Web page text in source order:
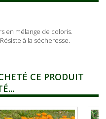
en mélange de coloris.
à la sécheresse.
CE PRODUIT